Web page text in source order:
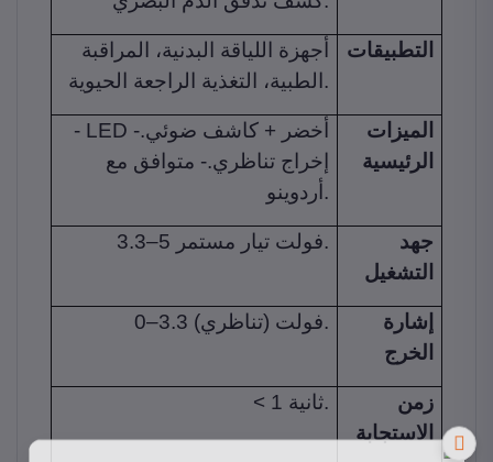
التطبيقات
أجهزة اللياقة البدنية، المراقبة
الطبية، التغذية الراجعة الحيوية.
الميزات
الرئيسية
- LED أخضر + كاشف ضوئي.-
إخراج تناظري.- متوافق مع
أردوينو.
جهد
التشغيل
3.3–5 فولت تيار مستمر.
إشارة
الخرج
0–3.3 فولت (تناظري).
زمن
الاستجابة
< 1 ثانية.